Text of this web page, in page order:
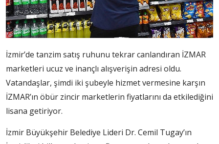
İzmir’de tanzim satış ruhunu tekrar canlandıran İZMAR
marketleri ucuz ve inançlı alışverişin adresi oldu.
Vatandaşlar, şimdi iki şubeyle hizmet vermesine karşın
İZMAR’ın öbür zincir marketlerin fiyatlarını da etkilediğini
lisana getiriyor.
İzmir Büyükşehir Belediye Lideri Dr. Cemil Tugay’ın